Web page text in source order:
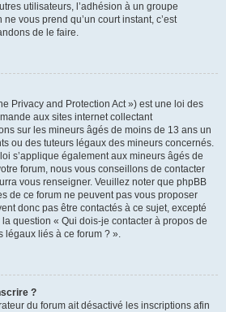
utilisateurs, l’adhésion à un groupe
ne vous prend qu’un court instant, c’est
de le faire.
Privacy and Protection Act ») est une loi des
aux sites internet collectant
sur les mineurs âgés de moins de 13 ans un
ou des tuteurs légaux des mineurs concernés.
s’applique également aux mineurs âgés de
forum, nous vous conseillons de contacter
vous renseigner. Veuillez noter que phpBB
de ce forum ne peuvent pas vous proposer
donc pas être contactés à ce sujet, excepté
la question « Qui dois-je contacter à propos de
légaux liés à ce forum ? ».
?
du forum ait désactivé les inscriptions afin